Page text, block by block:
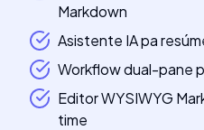
Markdown
Asistente IA pa
Workflow dual-pane
Editor WYSIWYG
time